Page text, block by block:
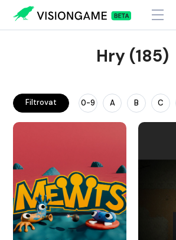
Hry (185)
Filtrovat 0-9 A B C